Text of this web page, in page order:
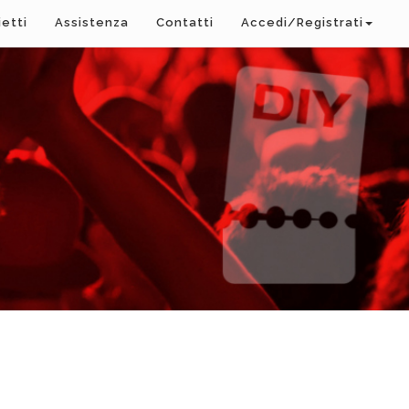
Assistenza Contatti Accedi/Registrati